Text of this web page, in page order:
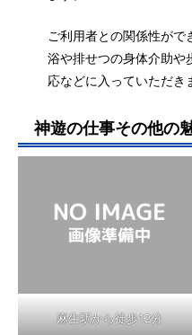
ご利用者との関係性がで
浴や排せつの身体介助や
応などに入っていただき
神遊の仕事その他の
麻生駅から徒歩12分